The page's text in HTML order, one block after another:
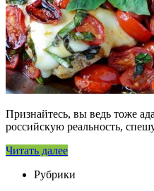
Признайтесь, вы ведь тоже
российскую реальность,
Читать далее
Рубрики